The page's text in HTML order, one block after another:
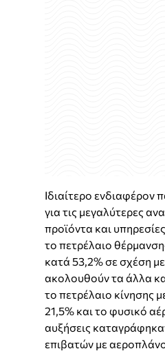
Ιδιαίτερο ενδιαφέρον
για τις μεγαλύτερες
προϊόντα και
το πετρέλαιο
κατά 53,2% σε σχέση
ακολουθούν τα άλλα
το πετρέλαιο κίνησης
21,5% και το φυσικό
αυξήσεις
επιβατών με